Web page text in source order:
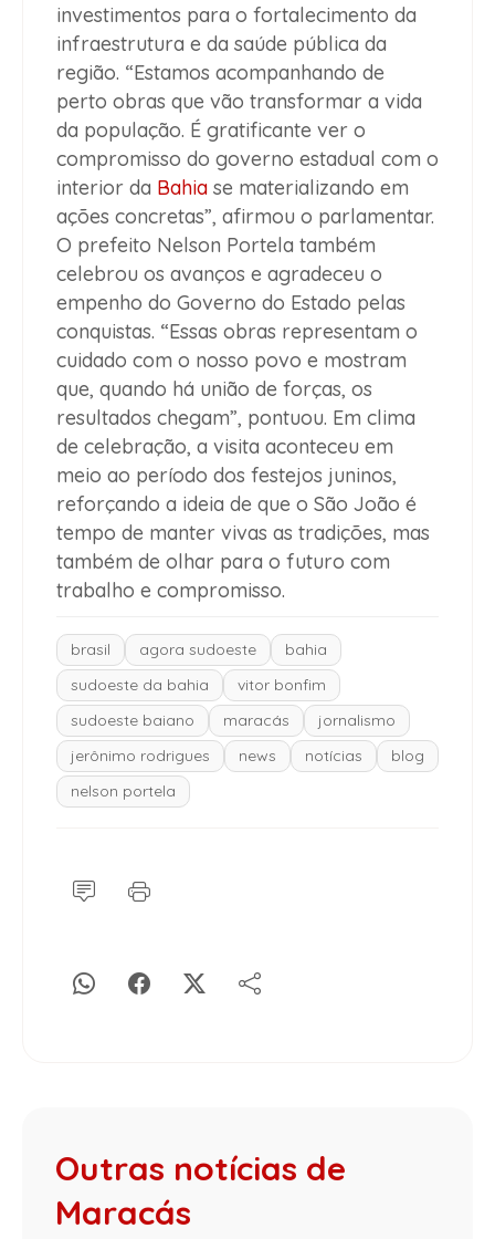
investimentos para o fortalecimento da
infraestrutura e da saúde pública da
região. “Estamos acompanhando de
perto obras que vão transformar a vida
da população. É gratificante ver o
compromisso do governo estadual com o
interior da Bahia se materializando em
ações concretas”, afirmou o parlamentar.
O prefeito Nelson Portela também
celebrou os avanços e agradeceu o
empenho do Governo do Estado pelas
conquistas. “Essas obras representam o
cuidado com o nosso povo e mostram
que, quando há união de forças, os
resultados chegam”, pontuou. Em clima
de celebração, a visita aconteceu em
meio ao período dos festejos juninos,
reforçando a ideia de que o São João é
tempo de manter vivas as tradições, mas
também de olhar para o futuro com
trabalho e compromisso.
brasil agora sudoeste
bahia
sudoeste da bahia
vitor bonfim
sudoeste baiano
maracás
jornalismo
jerônimo rodrigues
news notícias
blog
nelson portela
Outras notícias de
Maracás